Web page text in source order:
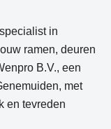
in
ramen, deuren
B.V., een
met
en tevreden